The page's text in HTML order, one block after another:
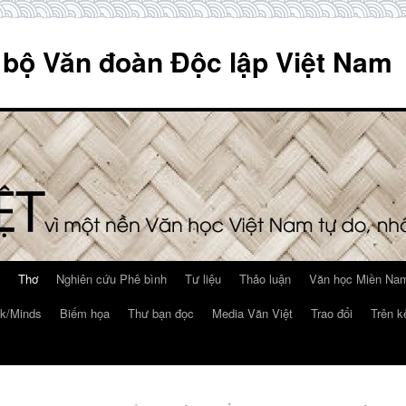
Văn đoàn Độc lập Việt Nam
Thơ Nghiên cứu Phê bình Tư liệu Thảo luận
Văn học Miền
Minds Biếm họa Thư bạn đọc Media Văn Việt Trao đổi
Trên